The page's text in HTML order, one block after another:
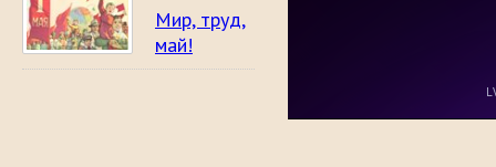
Мир, труд,
май!